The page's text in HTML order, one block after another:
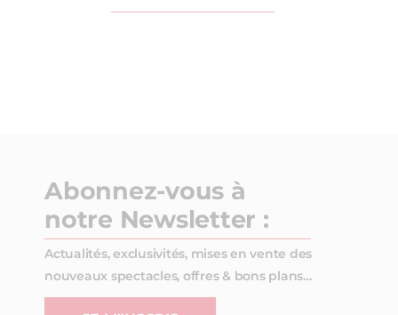
Abonnez-vous à
notre Newsletter :
Actualités, exclusivités, mises en vente des
nouveaux spectacles, offres & bons plans…